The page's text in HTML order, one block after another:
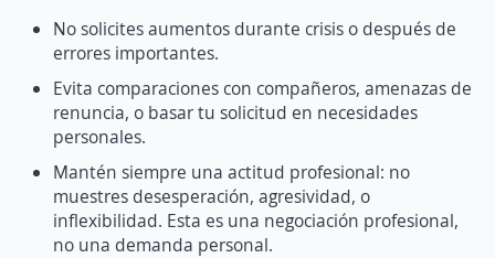
No solicites aumentos durante crisis o después de
errores importantes.
Evita comparaciones con compañeros, amenazas de
renuncia, o basar tu solicitud en necesidades
personales.
Mantén siempre una actitud profesional: no
muestres desesperación, agresividad, o
inflexibilidad. Esta es una negociación profesional,
no una demanda personal.